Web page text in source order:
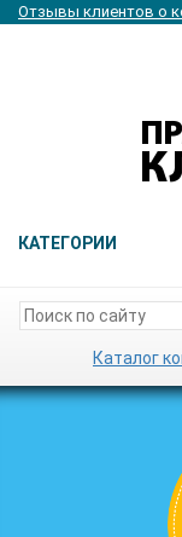
Отзывы клиентов о
КАТЕГОРИИ
Каталог